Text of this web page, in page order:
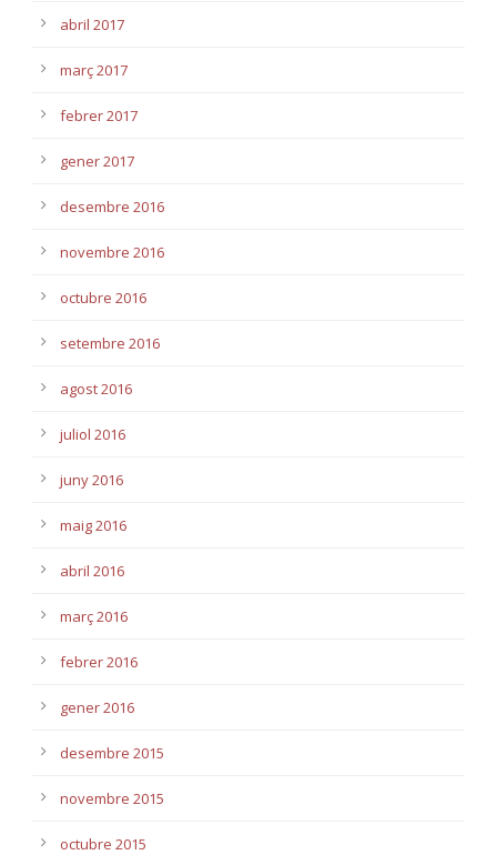
abril 2017
març 2017
febrer 2017
gener 2017
desembre 2016
novembre 2016
octubre 2016
setembre 2016
agost 2016
juliol 2016
juny 2016
maig 2016
abril 2016
març 2016
febrer 2016
gener 2016
desembre 2015
novembre 2015
octubre 2015